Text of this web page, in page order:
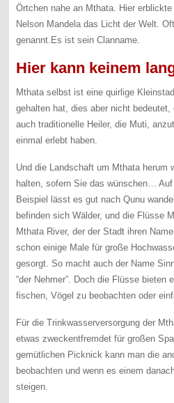
Örtchen nahe an Mthata. Hier
Nelson Mandela das Licht der Welt.
genannt.Es ist sein Clanname.
Hier kann keinem
Mthata selbst ist eine quirlige
gehalten hat, dies aber nicht
auch traditionelle Heiler, die Muti,
einmal erlebt haben.
Und die Landschaft um Mthata herum
halten, sofern Sie das wünschen…
Beispiel lässt es gut nach Qunu
befinden sich Wälder, und die Flüsse
Mthata River, der der Stadt ihren
schon einige Male für große
gesorgt. So macht auch der Name
“der Nehmer”. Doch die Flüsse bieten
fischen, Vögel zu beobachten oder
Für die Trinkwasserversorgung der
etwas zweckentfremdet für großen
gemütlichen Picknick kann man die
beobachten und wenn es einem
steigen.